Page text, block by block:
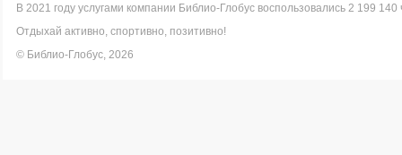
В 2021 году услугами компании Библио-Глобус воспользовались 2 199 140
Отдыхай активно, спортивно, позитивно!
© Библио-Глобус, 2026